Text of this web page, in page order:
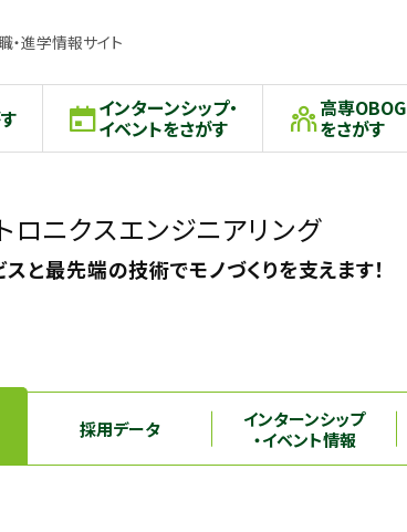
・進学情報サイト
インターンシップ・
イベントをさがす
高専OBOG
をさがす
ロニクスエンジニアリング
と最先端の技術でモノづくりを支えます！
採用データ
インターンシップ
・イベント情報